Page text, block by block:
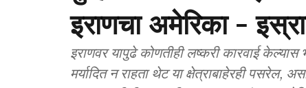
इराणचा अमेरिका -
इराणवर यापुढे कोणतीही लष्करी कारवाई केल्यास
मर्यादित न राहता थेट या क्षेत्राबाहेरही पसरेल,